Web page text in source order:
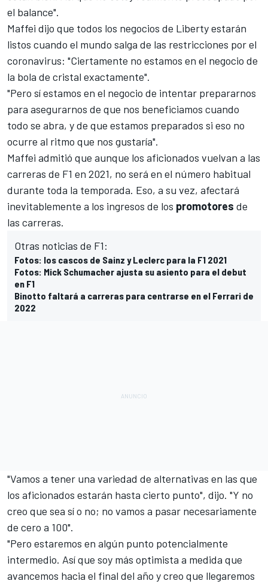
el balance".
Maffei dijo que todos los negocios de Liberty estarán
listos cuando el mundo salga de las restricciones por el
coronavirus: "Ciertamente no estamos en el negocio de
la bola de cristal exactamente".
"Pero sí estamos en el negocio de intentar prepararnos
para asegurarnos de que nos beneficiamos cuando
todo se abra, y de que estamos preparados si eso no
ocurre al ritmo que nos gustaría".
Maffei admitió que aunque los aficionados vuelvan a las
carreras de F1 en 2021, no será en el número habitual
durante toda la temporada. Eso, a su vez, afectará
inevitablemente a los ingresos de los promotores de
las carreras.
Otras noticias de F1:
Fotos: los cascos de Sainz y Leclerc para la F1 2021
Fotos: Mick Schumacher ajusta su asiento para el debut
en F1
Binotto faltará a carreras para centrarse en el Ferrari de
2022
"Vamos a tener una variedad de alternativas en las que
los aficionados estarán hasta cierto punto", dijo. "Y no
creo que sea sí o no; no vamos a pasar necesariamente
de cero a 100".
"Pero estaremos en algún punto potencialmente
intermedio. Así que soy más optimista a medida que
avancemos hacia el final del año y creo que llegaremos